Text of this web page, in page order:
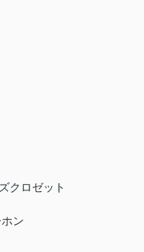
クロゼット
ン